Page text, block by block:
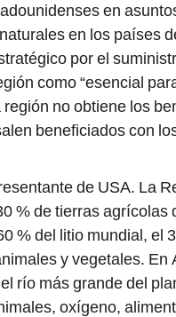
en
en los países
por el
como “esencial
no obtiene los
beneficiados con
de USA. La
% de tierras agrícolas
% del litio mundial, el
y vegetales. En
río más grande del
oxígeno,